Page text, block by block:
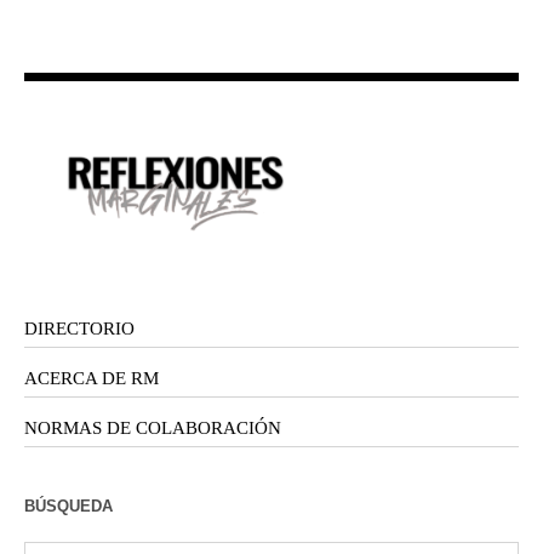
DIRECTORIO
ACERCA DE RM
NORMAS DE COLABORACIÓN
BÚSQUEDA